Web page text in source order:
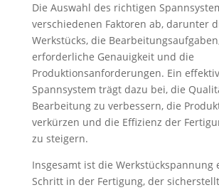
Die Auswahl des richtigen
verschiedenen Faktoren ab, darunter
Werkstücks, die
erforderliche Genauigkeit und die
Produktionsanforderungen. Ein
Spannsystem trägt dazu bei, die
Bearbeitung zu verbessern, die
verkürzen und die Effizienz der
zu steigern.
Insgesamt ist die Werkstückspannung
Schritt in der Fertigung, der